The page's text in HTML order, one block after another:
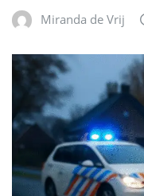
Miranda de Vrij